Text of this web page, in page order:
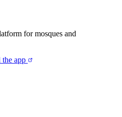
for mosques and
app